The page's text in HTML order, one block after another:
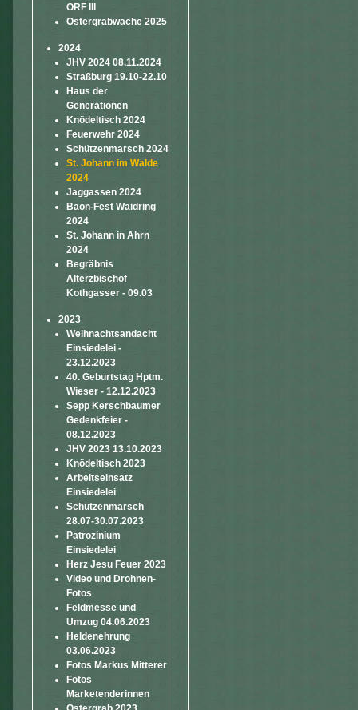
ORF III
Ostergrabwache 2025
2024
JHV 2024 08.11.2024
Straßburg 19.10-22.10
Haus der
Generationen
Knödeltisch 2024
Feuerwehr 2024
Schützenmarsch 2024
St. Johann im Walde
2024
Jaggassen 2024
Baon-Fest Waidring
2024
St. Johann in Ahrn
2024
Begräbnis
Alterzbischof
Kothgasser - 09.03
2023
Weihnachtsandacht
Einsiedelei -
23.12.2023
40. Geburtstag Hptm.
Wieser - 12.12.2023
Sepp Kerschbaumer
Gedenkfeier -
08.12.2023
JHV 2023 13.10.2023
Knödeltisch 2023
Arbeitseinsatz
Einsiedelei
Schützenmarsch
28.07-30.07.2023
Patrozinium
Einsiedelei
Herz Jesu Feuer 2023
Video und Drohnen-
Fotos
Feldmesse und
Umzug 04.06.2023
Heldenehrung
03.06.2023
Fotos Markus Mitterer
Fotos
Marketenderinnen